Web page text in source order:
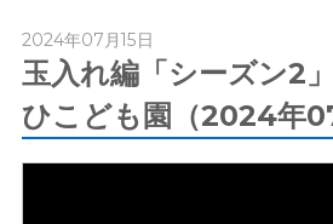
2024年07月15日
玉入れ編「シーズン2
ひこども園（2024年